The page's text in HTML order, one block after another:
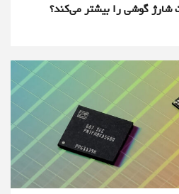
شارژ گوشی را بیشتر می‌کند؟